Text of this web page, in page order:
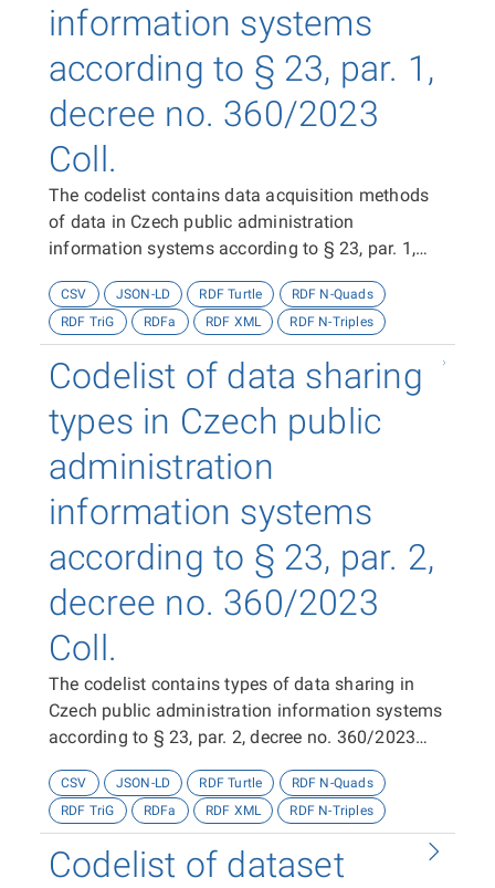
information systems
according to § 23, par. 1,
decree no. 360/2023
Coll.
The codelist contains data acquisition methods
of data in Czech public administration
information systems according to § 23, par. 1,
CSV JSON-LD RDF Turtle
RDF N-Quads
RDF TriG
RDFa RDF XML RDF N-Triples
Codelist of data sharing
types in Czech public
administration
information systems
according to § 23, par. 2,
decree no. 360/2023
Coll.
The codelist contains types of data sharing in
Czech public administration information systems
according to § 23, par. 2, decree no. 360/2023
CSV JSON-LD RDF Turtle
RDF N-Quads
RDF TriG
RDFa RDF XML RDF N-Triples
Codelist of dataset